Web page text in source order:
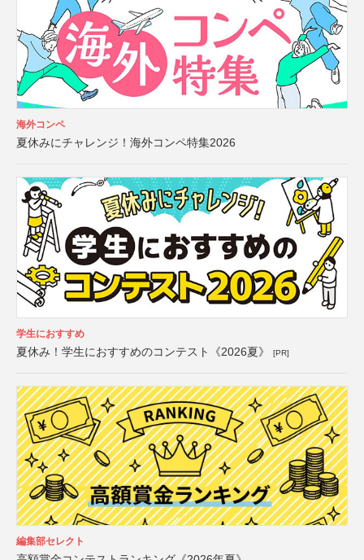
海外コンペ
夏休みにチャレンジ！海外コンペ特集2026
学生におすすめ
夏休み！学生におすすめのコンテスト《2026夏》 [PR]
編集部セレクト